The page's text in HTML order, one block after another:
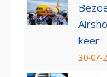
keer
30-07-